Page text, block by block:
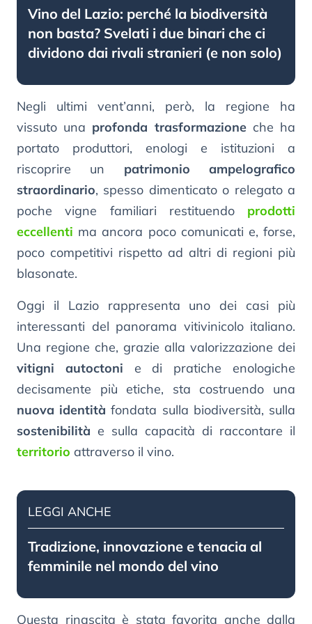
Vino del Lazio: perché la biodiversità
non basta? Svelati i due binari che ci
dividono dai rivali stranieri (e non solo)
Negli ultimi vent’anni, però, la regione ha
vissuto una profonda trasformazione che ha
portato produttori, enologi e istituzioni a
riscoprire un patrimonio ampelografico
straordinario, spesso dimenticato o relegato a
poche vigne familiari restituendo prodotti
eccellenti ma ancora poco comunicati e, forse,
poco competitivi rispetto ad altri di regioni più
blasonate.
Oggi il Lazio rappresenta uno dei casi più
interessanti del panorama vitivinicolo italiano.
Una regione che, grazie alla valorizzazione dei
vitigni autoctoni e di pratiche enologiche
decisamente più etiche, sta costruendo una
nuova identità fondata sulla biodiversità, sulla
sostenibilità e sulla capacità di raccontare il
territorio attraverso il vino.
LEGGI ANCHE
Tradizione, innovazione e tenacia al
femminile nel mondo del vino
Questa rinascita è stata favorita anche dalla